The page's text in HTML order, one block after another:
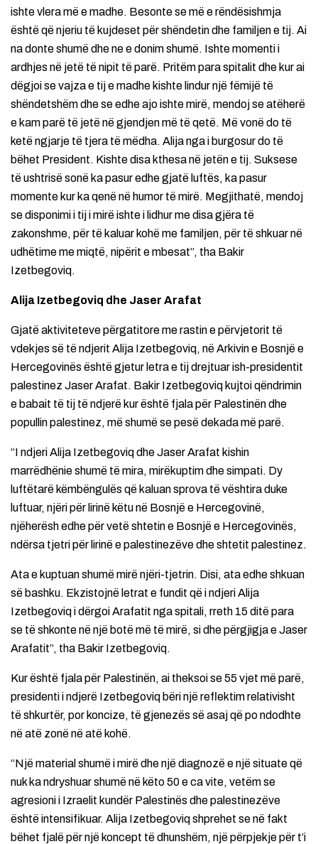
ishte vlera më e madhe. Besonte se më e rëndësishmja
është që njeriu të kujdeset për shëndetin dhe familjen e tij. Ai
na donte shumë dhe ne e donim shumë. Ishte momenti i
ardhjes në jetë të nipit të parë. Pritëm para spitalit dhe kur ai
dëgjoi se vajza e tij e madhe kishte lindur një fëmijë të
shëndetshëm dhe se edhe ajo ishte mirë, mendoj se atëherë
e kam parë të jetë në gjendjen më të qetë. Më vonë do të
ketë ngjarje të tjera të mëdha. Alija nga i burgosur do të
bëhet President. Kishte disa kthesa në jetën e tij. Suksese
të ushtrisë sonë ka pasur edhe gjatë luftës, ka pasur
momente kur ka qenë në humor të mirë. Megjithatë, mendoj
se disponimi i tij i mirë ishte i lidhur me disa gjëra të
zakonshme, për të kaluar kohë me familjen, për të shkuar në
udhëtime me miqtë, nipërit e mbesat”, tha Bakir
Izetbegoviq.
Alija Izetbegoviq dhe Jaser Arafat
Gjatë aktiviteteve përgatitore me rastin e përvjetorit të
vdekjes së të ndjerit Alija Izetbegoviq, në Arkivin e Bosnjë e
Hercegovinës është gjetur letra e tij drejtuar ish-presidentit
palestinez Jaser Arafat. Bakir Izetbegoviq kujtoi qëndrimin
e babait të tij të ndjerë kur është fjala për Palestinën dhe
popullin palestinez, më shumë se pesë dekada më parë.
“I ndjeri Alija Izetbegoviq dhe Jaser Arafat kishin
marrëdhënie shumë të mira, mirëkuptim dhe simpati. Dy
luftëtarë këmbëngulës që kaluan sprova të vështira duke
luftuar, njëri për lirinë këtu në Bosnjë e Hercegovinë,
njëherësh edhe për vetë shtetin e Bosnjë e Hercegovinës,
ndërsa tjetri për lirinë e palestinezëve dhe shtetit palestinez.
Ata e kuptuan shumë mirë njëri-tjetrin. Disi, ata edhe shkuan
së bashku. Ekzistojnë letrat e fundit që i ndjeri Alija
Izetbegoviq i dërgoi Arafatit nga spitali, rreth 15 ditë para
se të shkonte në një botë më të mirë, si dhe përgjigja e Jaser
Arafatit”, tha Bakir Izetbegoviq.
Kur është fjala për Palestinën, ai theksoi se 55 vjet më parë,
presidenti i ndjerë Izetbegoviq bëri një reflektim relativisht
të shkurtër, por koncize, të gjenezës së asaj që po ndodhte
në atë zonë në atë kohë.
“Një material shumë i mirë dhe një diagnozë e një situate që
nuk ka ndryshuar shumë në këto 50 e ca vite, vetëm se
agresioni i Izraelit kundër Palestinës dhe palestinezëve
është intensifikuar. Alija Izetbegoviq shprehet se në fakt
bëhet fjalë për një koncept të dhunshëm, një përpjekje për t’i